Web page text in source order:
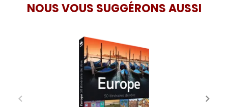
NOUS VOUS SUGGÉRONS AUSSI